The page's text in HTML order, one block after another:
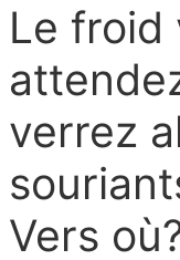
Le froid
verrez
Vers